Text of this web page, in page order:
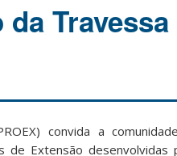
Travessa
convida a
de Extensão desenvolvidas